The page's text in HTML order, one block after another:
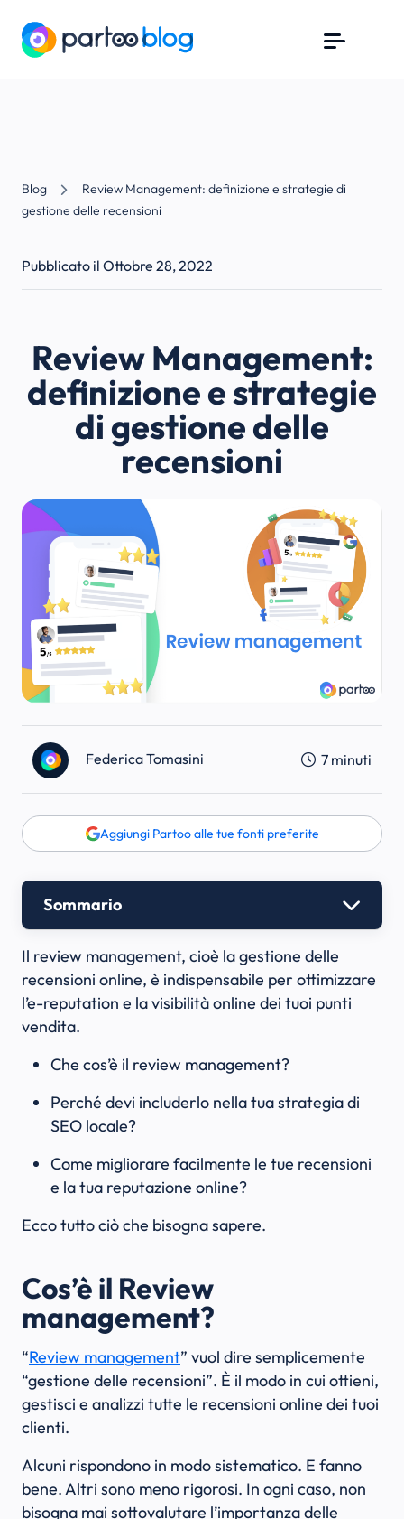
Blog
Review Management: definizione e strategie di
gestione delle recensioni
Pubblicato il Ottobre 28, 2022
Review Management:
definizione e strategie
di gestione delle
recensioni
Federica Tomasini 7 minuti
Aggiungi Partoo alle tue fonti preferite
Sommario
Il review management, cioè la gestione delle
recensioni online, è indispensabile per ottimizzare
l’e-reputation e la visibilità online dei tuoi punti
vendita.
Che cos’è il review management?
Perché devi includerlo nella tua strategia di
SEO locale?
Come migliorare facilmente le tue recensioni
e la tua reputazione online?
Ecco tutto ciò che bisogna sapere.
Cos’è il Review
management?
“Review management” vuol dire semplicemente
“gestione delle recensioni”. È il modo in cui ottieni,
gestisci e analizzi tutte le recensioni online dei tuoi
clienti.
Alcuni rispondono in modo sistematico. E fanno
bene. Altri sono meno rigorosi. In ogni caso, non
bisogna mai sottovalutare l’importanza delle